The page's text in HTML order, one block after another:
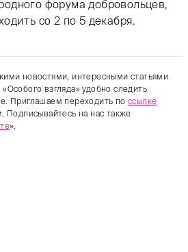
форума добровольцев,
со 2 по 5 декабря.
новостями, интересными статьями
взгляда» удобно следить
Приглашаем переходить по ссылке
Подписывайтесь на нас также
».